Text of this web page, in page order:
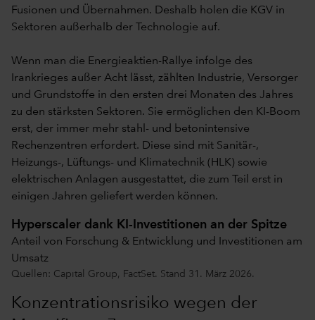
Fusionen und Übernahmen. Deshalb holen die KGV in
Sektoren außerhalb der Technologie auf.
Wenn man die Energieaktien-Rallye infolge des
Irankrieges außer Acht lässt, zählten Industrie, Versorger
und Grundstoffe in den ersten drei Monaten des Jahres
zu den stärksten Sektoren. Sie ermöglichen den KI-Boom
erst, der immer mehr stahl- und betonintensive
Rechenzentren erfordert. Diese sind mit Sanitär-,
Heizungs-, Lüftungs- und Klimatechnik (HLK) sowie
elektrischen Anlagen ausgestattet, die zum Teil erst in
einigen Jahren geliefert werden können.
Hyperscaler dank KI-Investitionen an der Spitze
Anteil von Forschung & Entwicklung und Investitionen am
Umsatz
Quellen: Capital Group, FactSet. Stand 31. März 2026.
Konzentrationsrisiko wegen der